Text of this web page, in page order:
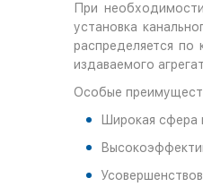
При
установка
распределяется
издаваемого
Особые
Широкая сфера